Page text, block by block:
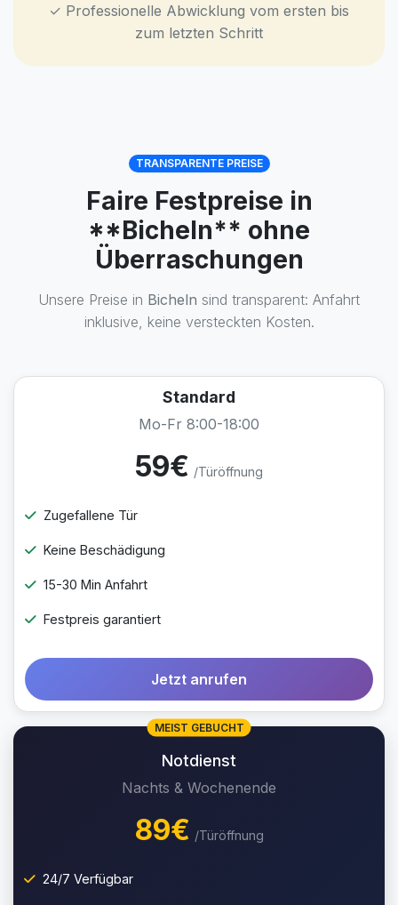
✓ Professionelle Abwicklung vom ersten bis
zum letzten Schritt
TRANSPARENTE PREISE
Faire Festpreise in
**Bicheln** ohne
Überraschungen
Unsere Preise in Bicheln sind transparent: Anfahrt
inklusive, keine versteckten Kosten.
Standard
Mo-Fr 8:00-18:00
59€ /Türöffnung
Zugefallene Tür
Keine Beschädigung
15-30 Min Anfahrt
Festpreis garantiert
Jetzt anrufen
MEIST GEBUCHT
Notdienst
Nachts & Wochenende
89€ /Türöffnung
24/7 Verfügbar